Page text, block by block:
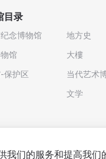
目录
念博物馆
馆
保护区
地方史
大樓
当代艺术
文学
我们的服务和提高我们